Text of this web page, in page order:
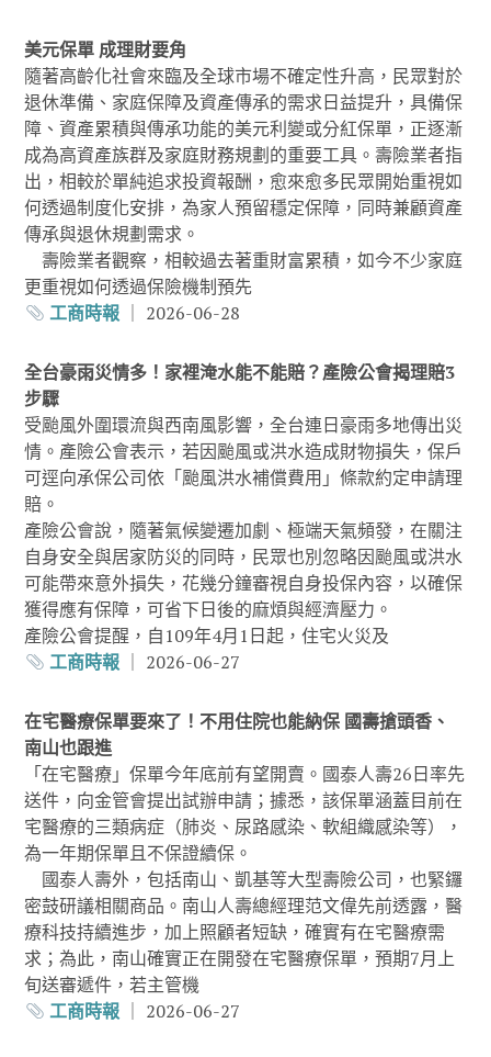
美元保單 成理財要角
隨著高齡化社會來臨及全球市場不確定性升高，民眾對於
退休準備、家庭保障及資產傳承的需求日益提升，具備保
障、資產累積與傳承功能的美元利變或分紅保單，正逐漸
成為高資產族群及家庭財務規劃的重要工具。壽險業者指
出，相較於單純追求投資報酬，愈來愈多民眾開始重視如
何透過制度化安排，為家人預留穩定保障，同時兼顧資產
傳承與退休規劃需求。
壽險業者觀察，相較過去著重財富累積，如今不少家庭
更重視如何透過保險機制預先
工商時報｜ 2026-06-28
全台豪雨災情多！家裡淹水能不能賠？產險公會揭理賠3
步驟
受颱風外圍環流與西南風影響，全台連日豪雨多地傳出災
情。產險公會表示，若因颱風或洪水造成財物損失，保戶
可逕向承保公司依「颱風洪水補償費用」條款約定申請理
賠。
產險公會說，隨著氣候變遷加劇、極端天氣頻發，在關注
自身安全與居家防災的同時，民眾也別忽略因颱風或洪水
可能帶來意外損失，花幾分鐘審視自身投保內容，以確保
獲得應有保障，可省下日後的麻煩與經濟壓力。
產險公會提醒，自109年4月1日起，住宅火災及
工商時報｜ 2026-06-27
在宅醫療保單要來了！不用住院也能納保 國壽搶頭香、
南山也跟進
「在宅醫療」保單今年底前有望開賣。國泰人壽26日率先
送件，向金管會提出試辦申請；據悉，該保單涵蓋目前在
宅醫療的三類病症（肺炎、尿路感染、軟組織感染等），
為一年期保單且不保證續保。
國泰人壽外，包括南山、凱基等大型壽險公司，也緊鑼
密鼓研議相關商品。南山人壽總經理范文偉先前透露，醫
療科技持續進步，加上照顧者短缺，確實有在宅醫療需
求；為此，南山確實正在開發在宅醫療保單，預期7月上
旬送審遞件，若主管機
工商時報｜ 2026-06-27